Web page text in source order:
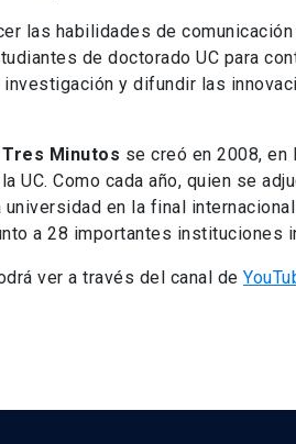
las habilidades de
de doctorado UC para
y difundir las
Minutos se creó en 2008, en
UC. Como cada año, quien se
en la final
a 28 importantes instituciones
ver a través del canal de